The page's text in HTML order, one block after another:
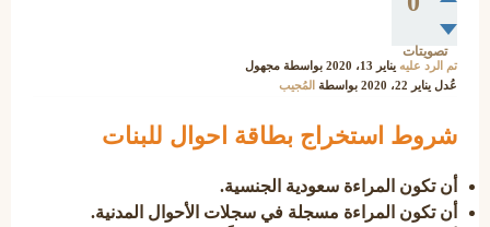
تصويتات
تم الرد عليه يناير 13، 2020 بواسطة مجهول
عُدل يناير 22، 2020 بواسطة المُجيب
شروط استخراج بطاقة احوال للبنات
أن تكون المراءة سعودية الجنسية.
أن تكون المراءة مسجلة في سجلات الأحوال المدنية.